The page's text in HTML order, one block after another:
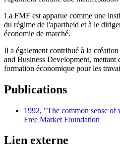
La FMF est apparue comme une
du régime de l'apartheid et à le
économie de marché.
Il a également contribué à la
and Business Development, mettant
formation économique pour les
Publications
1992, "The common sense of
Free Market Foundation
Lien externe